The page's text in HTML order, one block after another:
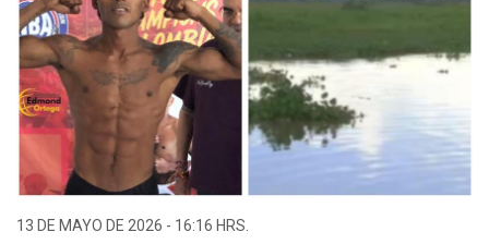
13 DE MAYO DE 2026 - 16:16 HRS.